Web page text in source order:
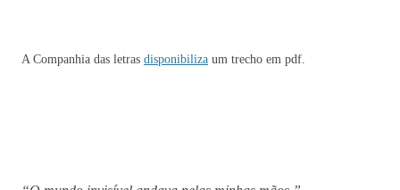
A Companhia das letras disponibiliza um trecho em pdf.